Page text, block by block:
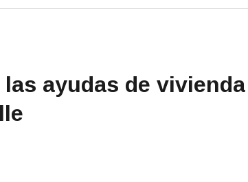
ayudas de vivienda